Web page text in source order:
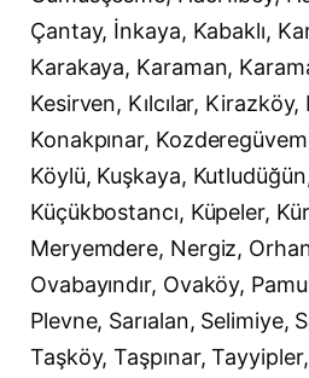
Çantay, İnkaya, Kabaklı,
Karakaya, Karaman,
Kesirven, Kılcılar, Kirazköy,
Konakpınar,
Köylü, Kuşkaya,
Küçükbostancı, Küpeler,
Meryemdere, Nergiz,
Ovabayındır, Ovaköy,
Plevne, Sarıalan, Selimiye,
Taşköy, Taşpınar,